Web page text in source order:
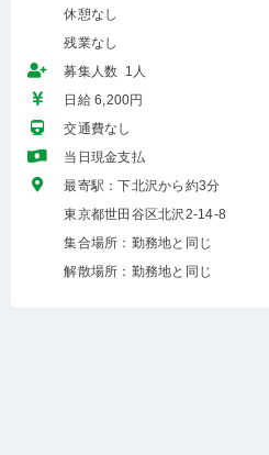
休憩なし
残業なし
募集人数 1人
日給 6,200円
交通費なし
当日現金支払
最寄駅：下北沢から約3分
東京都世田谷区北沢2-14-8
集合場所：勤務地と同じ
解散場所：勤務地と同じ